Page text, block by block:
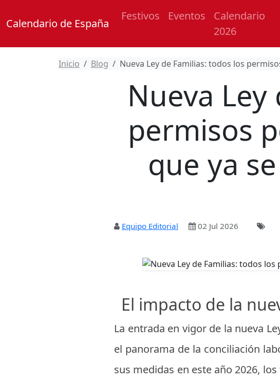
Calendario de España
Festivos Eventos
Calendario
2026
Inicio Blog Nueva Ley de Familias: todos los
Nueva
permisos
que ya
Equipo Editorial 02 Jul 2026
El impacto de la
La entrada en vigor de la nueva
el panorama de la conciliación
sus medidas en este año 2026,